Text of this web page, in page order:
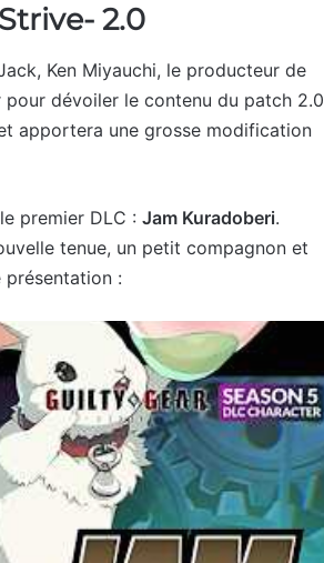
2.0
Ken Miyauchi, le producteur de
pour dévoiler le contenu du patch 2.0
apportera une grosse modification
premier DLC : Jam Kuradoberi.
tenue, un petit compagnon et
présentation :